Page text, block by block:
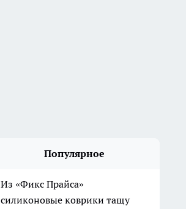
Популярное
Из «Фикс Прайса»
силиконовые коврики тащу